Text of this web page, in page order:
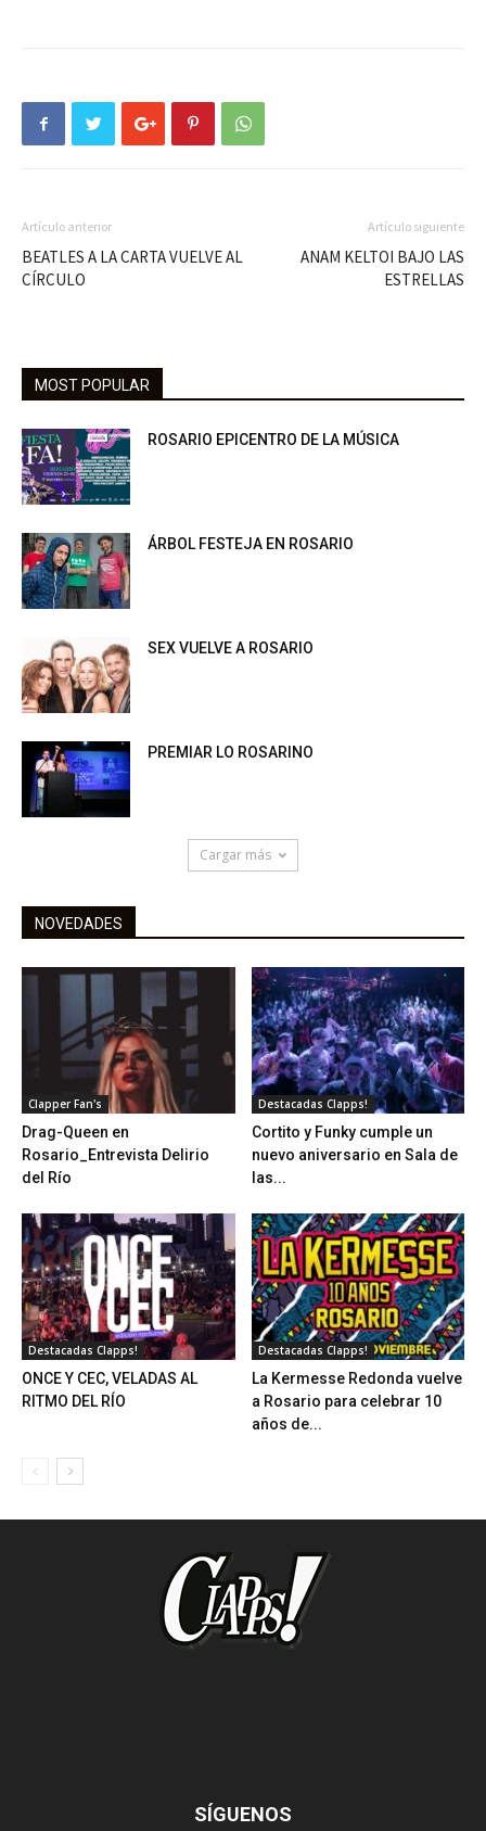
Artículo anterior
BEATLES A LA CARTA VUELVE AL
CÍRCULO
Artículo siguiente
ANAM KELTOI BAJO LAS
ESTRELLAS
MOST POPULAR
ROSARIO EPICENTRO DE LA MÚSICA
ÁRBOL FESTEJA EN ROSARIO
SEX VUELVE A ROSARIO
PREMIAR LO ROSARINO
Cargar más
NOVEDADES
Clapper Fan's
Drag-Queen en
Rosario_Entrevista Delirio
del Río
Destacadas Clapps!
Cortito y Funky cumple un
nuevo aniversario en Sala de
las...
Destacadas Clapps!
ONCE Y CEC, VELADAS AL
RITMO DEL RÍO
Destacadas Clapps!
La Kermesse Redonda vuelve
a Rosario para celebrar 10
años de...
SÍGUENOS